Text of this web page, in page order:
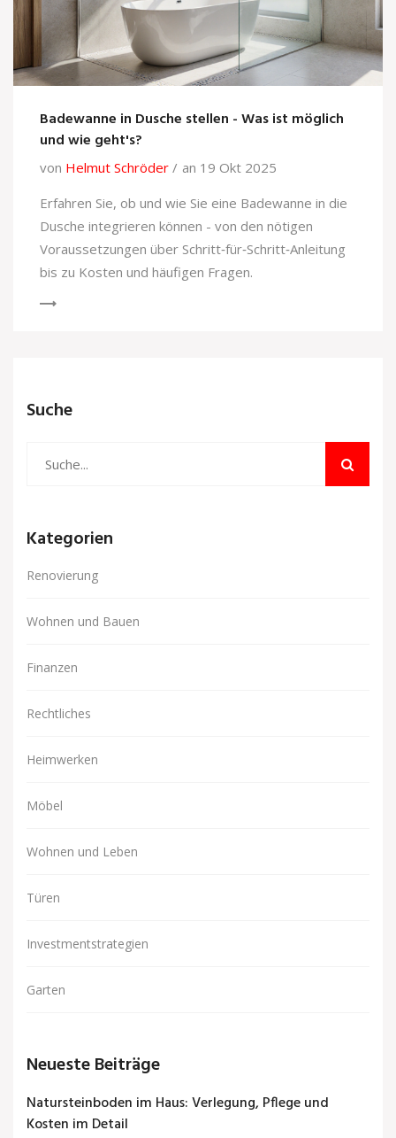
Badewanne in Dusche stellen - Was ist möglich
und wie geht's?
von Helmut Schröder
an 19 Okt 2025
Erfahren Sie, ob und wie Sie eine Badewanne in die
Dusche integrieren können - von den nötigen
Voraussetzungen über Schritt‑für‑Schritt‑Anleitung
bis zu Kosten und häufigen Fragen.
Suche
Kategorien
Renovierung
Wohnen und Bauen
Finanzen
Rechtliches
Heimwerken
Möbel
Wohnen und Leben
Türen
Investmentstrategien
Garten
Neueste Beiträge
Natursteinboden im Haus: Verlegung, Pflege und
Kosten im Detail